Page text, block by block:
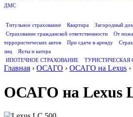
ДМС
Титульное страхование
Квартира Загородный
Страхование гражданской ответственности
От
террористических актов
При сдаче в аренду
лиц
Яхты и катера
ИПОТЕЧНОЕ СТРАХОВАНИЕ
ТУРИСТИЧЕСКАЯ
Главная › ОСАГО › ОСАГО на Lexus ›
ОСАГО на Lexus